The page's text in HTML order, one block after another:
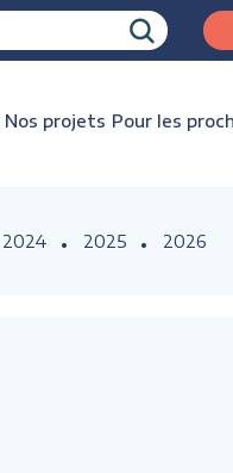
Nos projets Pour les
2024 2025 2026